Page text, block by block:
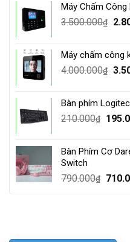
Máy Chấm Công
3.500.000₫
Máy chấm công
4.000.000₫
Bàn phím
210.000₫
Bàn Phím Cơ
Switch
790.000₫